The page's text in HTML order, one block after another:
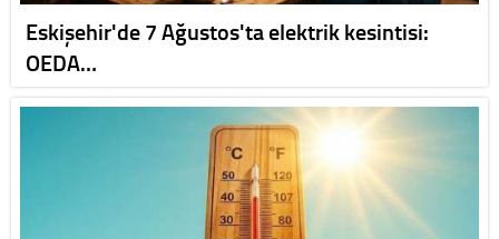
Eskişehir'de 7 Ağustos'ta elektrik kesintisi:
OEDA…